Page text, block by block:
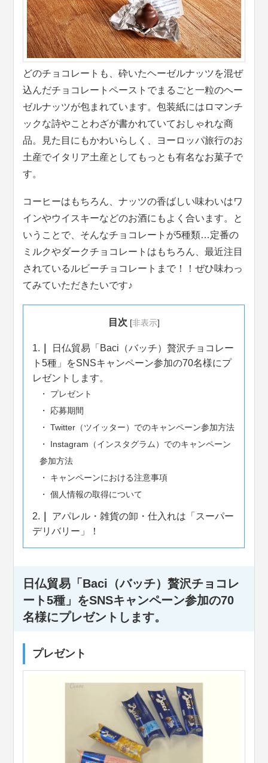
どのチョコレートも、砕いたヘーゼルナッツを混ぜ
込んだチョコレートペーストでまるごと一粒のヘー
ゼルナッツが包まれています。包装紙にはロマンチ
ックな詩やことわざが書かれていておしゃれな商
品。見た目にもかわいらしく、ヨーロッパ旅行のお
土産でイタリア土産としてもっとも有名なお菓子で
す。
コーヒーはもちろん、ナッツの香ばしい味わいはワ
インやウイスキーなどのお酒にもよく合います。と
いうことで、そんなチョコレートが5種類…定番の
ミルクやダークチョコレートはもちろん、最近注目
されているルビーチョコレートまで！！ぜひ味わっ
てみていただきたいです♪
目次 [非表示]
1.
日仏貿易「Baci（バッチ）贅沢チョコレー
ト5種」をSNSキャンペーン参加の70名様にプ
レゼントします。
プレゼント
応募期間
Twitter（ツイッター）でのキャンペーン参加方法
Instagram（インスタグラム）でのキャンペーン
参加方法
キャンペーンにおける注意事項
個人情報の取得について
2.
アパレル・雑貨の卸・仕入れは「スーパー
デリバリー」！
日仏貿易「Baci（バッチ）贅沢チョコレ
ート5種」をSNSキャンペーン参加の70
名様にプレゼントします。
プレゼント